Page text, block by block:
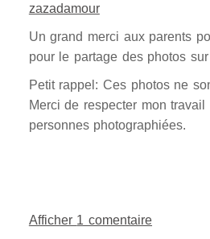
zazadamour
Un grand merci aux parents
pour le partage des photos
Petit rappel: Ces photos ne
Merci de respecter mon travail
personnes photographiées.
Afficher 1 comentaire